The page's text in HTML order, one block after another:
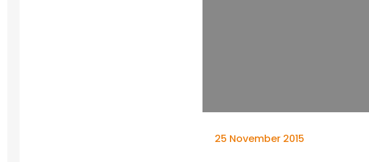
25 November 2015